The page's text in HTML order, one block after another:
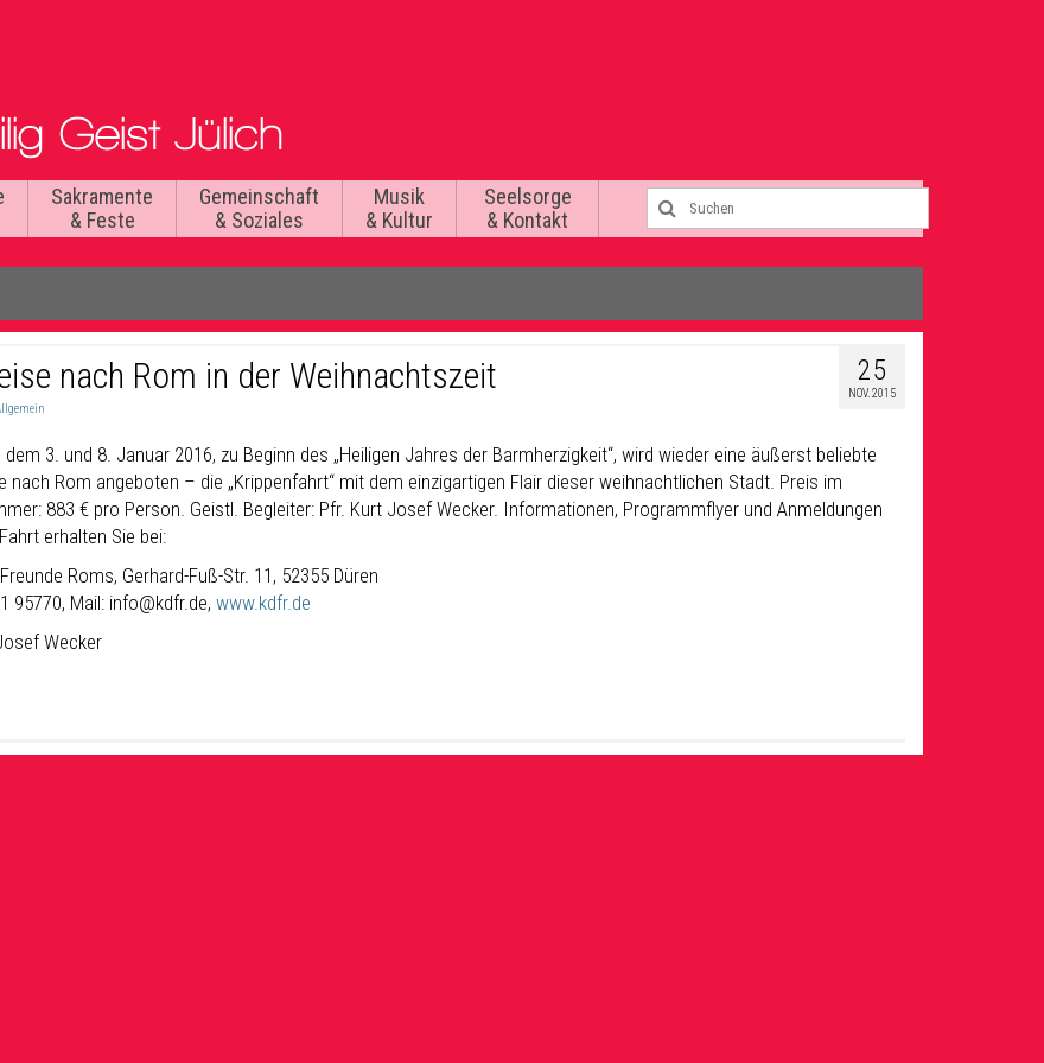
Sakramente
& Feste
Gemeinschaft
& Soziales
Musik
& Kultur
Seelsorge
& Kontakt
25
NOV. 2015
nach Rom in der Weihnachtszeit
3. und 8. Januar 2016, zu Beginn des „Heiligen Jahres der Barmherzigkeit“, wird wieder eine äußerst beliebte
nach Rom angeboten – die „Krippenfahrt“ mit dem einzigartigen Flair dieser weihnachtlichen Stadt. Preis im
883 € pro Person. Geistl. Begleiter: Pfr. Kurt Josef Wecker. Informationen, Programmflyer und Anmeldungen
erhalten Sie bei:
Roms, Gerhard-Fuß-Str. 11, 52355 Düren
95770, Mail: info@kdfr.de, www.kdfr.de
Wecker